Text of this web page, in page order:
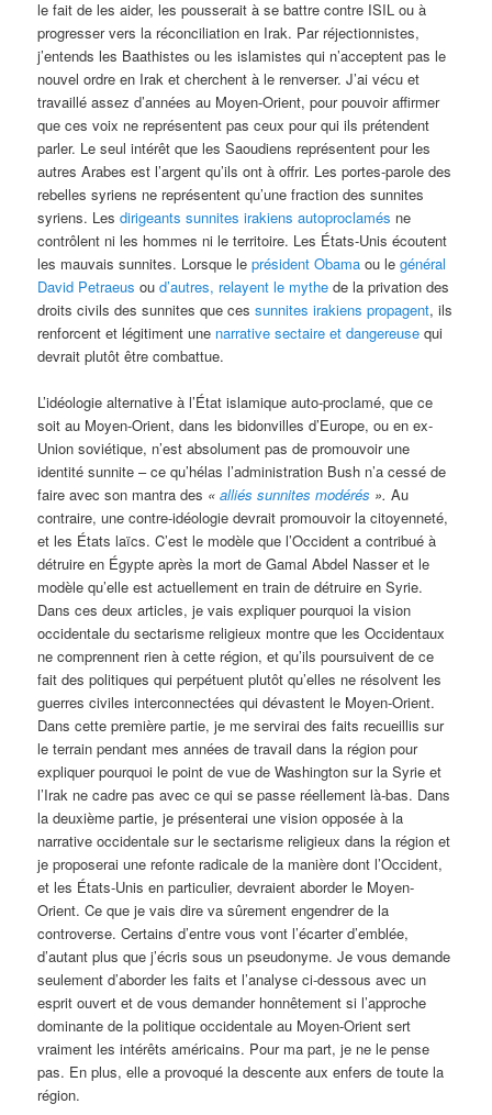
le fait de les aider, les pousserait à se battre contre ISIL ou à
progresser vers la réconciliation en Irak. Par réjectionnistes,
j’entends les Baathistes ou les islamistes qui n’acceptent pas le
nouvel ordre en Irak et cherchent à le renverser. J’ai vécu et
travaillé assez d’années au Moyen-Orient, pour pouvoir affirmer
que ces voix ne représentent pas ceux pour qui ils prétendent
parler. Le seul intérêt que les Saoudiens représentent pour les
autres Arabes est l’argent qu’ils ont à offrir. Les portes-parole des
rebelles syriens ne représentent qu’une fraction des sunnites
syriens. Lesdirigeants sunnites irakiens autoproclamés ne
contrôlent ni les hommes ni le territoire. Les États-Unis écoutent
les mauvais sunnites. Lorsque leprésident Obama ou legénéral
David Petraeus oud’autres, relayent le mythe de la privation des
droits civils des sunnites que cessunnites irakiens propagent, ils
renforcent et légitiment une narrative sectaire et dangereuse qui
devrait plutôt être combattue.
L’idéologie alternative à l’État islamique auto-proclamé, que ce
soit au Moyen-Orient, dans les bidonvilles d’Europe, ou en ex-
Union soviétique, n’est absolument pas de promouvoir une
identité sunnite – ce qu’hélas l’administration Bush n’a cessé de
faire avec son mantra des «alliés sunnites modérés ». Au
contraire, une contre-idéologie devrait promouvoir la citoyenneté,
et les États laïcs. C’est le modèle que l’Occident a contribué à
détruire en Égypte après la mort de Gamal Abdel Nasser et le
modèle qu’elle est actuellement en train de détruire en Syrie.
Dans ces deux articles, je vais expliquer pourquoi la vision
occidentale du sectarisme religieux montre que les Occidentaux
ne comprennent rien à cette région, et qu’ils poursuivent de ce
fait des politiques qui perpétuent plutôt qu’elles ne résolvent les
guerres civiles interconnectées qui dévastent le Moyen-Orient.
Dans cette première partie, je me servirai des faits recueillis sur
le terrain pendant mes années de travail dans la région pour
expliquer pourquoi le point de vue de Washington sur la Syrie et
l’Irak ne cadre pas avec ce qui se passe réellement là-bas. Dans
la deuxième partie, je présenterai une vision opposée à la
narrative occidentale sur le sectarisme religieux dans la région et
je proposerai une refonte radicale de la manière dont l’Occident,
et les États-Unis en particulier, devraient aborder le Moyen-
Orient. Ce que je vais dire va sûrement engendrer de la
controverse. Certains d’entre vous vont l’écarter d’emblée,
d’autant plus que j’écris sous un pseudonyme. Je vous demande
seulement d’aborder les faits et l’analyse ci-dessous avec un
esprit ouvert et de vous demander honnêtement si l’approche
dominante de la politique occidentale au Moyen-Orient sert
vraiment les intérêts américains. Pour ma part, je ne le pense
pas. En plus, elle a provoqué la descente aux enfers de toute la
région.